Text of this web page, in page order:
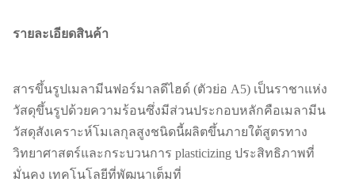
รายละเอียดสินค้า
สารขึ้นรูปเมลามีนฟอร์มาลดีไฮด์ (ตัวย่อ A5) เป็นราชาแห่ง
วัสดุขึ้นรูปด้วยความร้อนซึ่งมีส่วนประกอบหลักคือเมลามีน
วัสดุสังเคราะห์โมเลกุลสูงชนิดนี้ผลิตขึ้นภายใต้สูตรทาง
วิทยาศาสตร์และกระบวนการ plasticizing ประสิทธิภาพที่
มั่นคง เทคโนโลยีที่พัฒนาเต็มที่